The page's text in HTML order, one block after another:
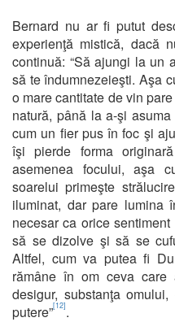
Bernard nu ar fi putut
experienţă mistică, dacă
continuă: “Să ajungi la un
să te îndumnezeieşti. Aşa
o mare cantitate de vin
natură, până la a-şi
cum un fier pus în foc şi
îşi pierde forma
asemenea focului, aşa
soarelui primeşte
iluminat, dar pare
necesar ca orice
să se dizolve şi să se
Altfel, cum va putea fi
rămâne în om ceva care
desigur, substanţa
putere”[12].